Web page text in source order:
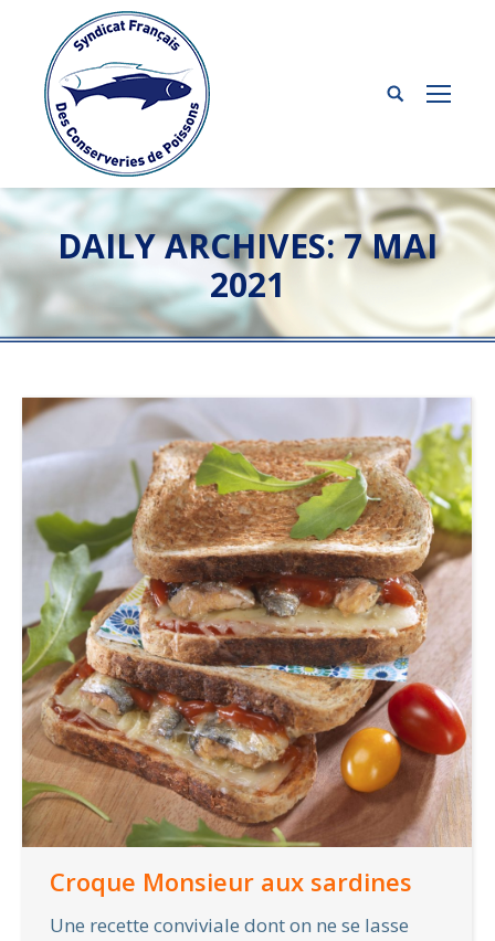
DAILY ARCHIVES:7 MAI
2021
Croque Monsieur aux sardines
Une recette conviviale dont on ne se lasse